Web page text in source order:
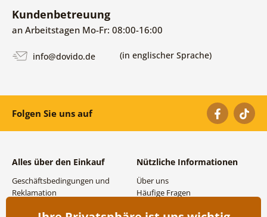
Kundenbetreuung
an Arbeitstagen Mo-Fr: 08:00-16:00
info@dovido.de (in englischer Sprache)
Folgen Sie uns auf
Alles über den Einkauf
Geschäftsbedingungen und
Reklamation
Nützliche Informationen
Über uns
Häufige Fragen